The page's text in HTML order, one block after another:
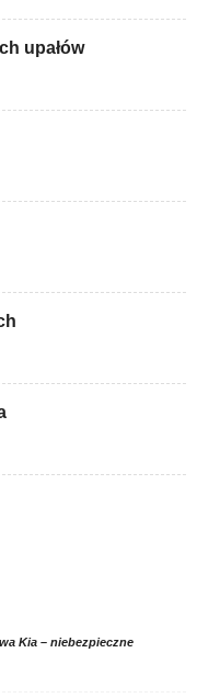
upałów
Kia – niebezpieczne